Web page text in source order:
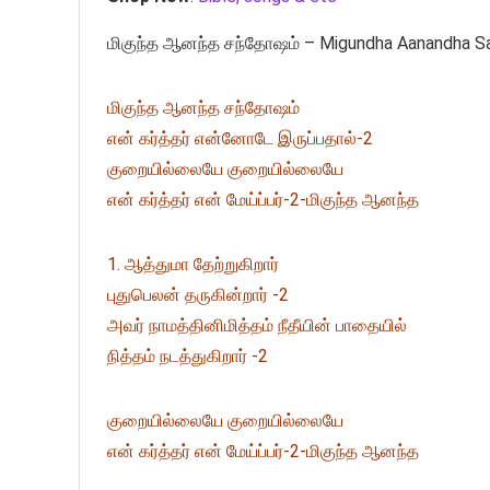
மிகுந்த ஆனந்த சந்தோஷம் – Migundha Aanandha
மிகுந்த ஆனந்த சந்தோஷம்
என் கர்த்தர் என்னோடே இருப்பதால்-2
குறையில்லையே குறையில்லையே
என் கர்த்தர் என் மேய்ப்பர்-2-மிகுந்த ஆனந்த
1. ஆத்துமா தேற்றுகிறார்
புதுபெலன் தருகின்றார் -2
அவர் நாமத்தினிமித்தம் நீதீயின் பாதையில்
நித்தம் நடத்துகிறார் -2
குறையில்லையே குறையில்லையே
என் கர்த்தர் என் மேய்ப்பர்-2-மிகுந்த ஆனந்த